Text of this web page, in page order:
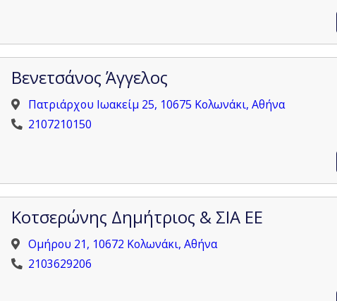
Βενετσάνος Άγγελος
Πατριάρχου Ιωακείμ 25, 10675 Κολωνάκι, Αθήνα
2107210150
Κοτσερώνης Δημήτριος & ΣΙΑ ΕΕ
Ομήρου 21, 10672 Κολωνάκι, Αθήνα
2103629206